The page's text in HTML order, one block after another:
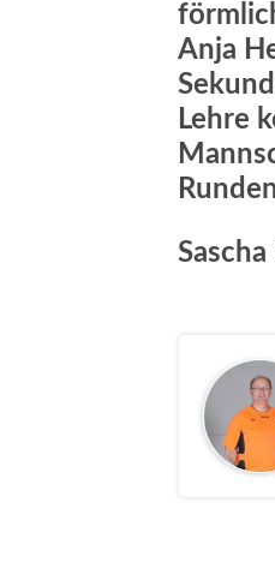
Anja
Lehre